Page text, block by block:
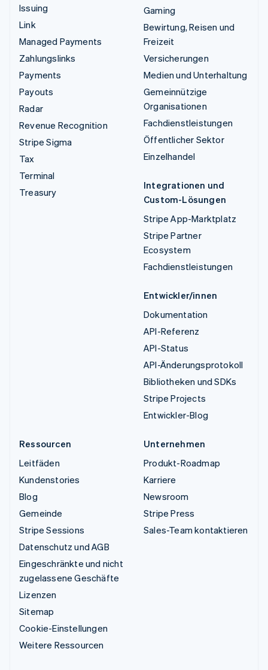
Issuing
Link
Managed Payments
Zahlungslinks
Payments
Payouts
Radar
Revenue Recognition
Stripe Sigma
Tax
Terminal
Treasury
Gaming
Bewirtung, Reisen und
Freizeit
Versicherungen
Medien und Unterhaltung
Gemeinnützige
Organisationen
Fachdienstleistungen
Öffentlicher Sektor
Einzelhandel
Integrationen und
Custom-Lösungen
Stripe App-Marktplatz
Stripe Partner
Ecosystem
Fachdienstleistungen
Entwickler/innen
Dokumentation
API-Referenz
API-Status
API-Änderungsprotokoll
Bibliotheken und SDKs
Stripe Projects
Entwickler-Blog
Ressourcen
Leitfäden
Kundenstories
Blog
Gemeinde
Stripe Sessions
Datenschutz und AGB
Eingeschränkte und nicht
zugelassene Geschäfte
Lizenzen
Sitemap
Cookie-Einstellungen
Weitere Ressourcen
Unternehmen
Produkt-Roadmap
Karriere
Newsroom
Stripe Press
Sales-Team kontaktieren